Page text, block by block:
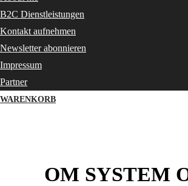
B2C Dienstleistungen
Kontakt aufnehmen
Newsletter abonnieren
Impressum
Partner
WARENKORB
OM SYSTEM